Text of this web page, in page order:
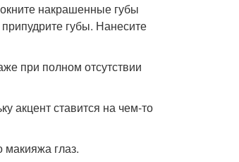
накрашенные губы
губы. Нанесите
при полном отсутствии
акцент ставится на чем-то
глаз.